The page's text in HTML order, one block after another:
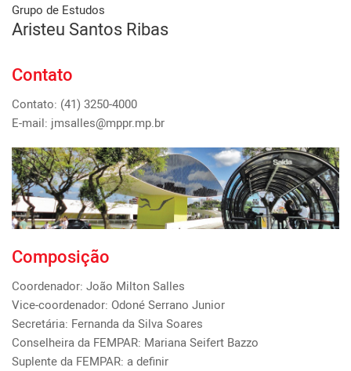
Grupo de Estudos
Aristeu Santos Ribas
Contato
Contato: (41) 3250-4000
E-mail: jmsalles@mppr.mp.br
Composição
Coordenador: João Milton Salles
Vice-coordenador: Odoné Serrano Junior
Secretária: Fernanda da Silva Soares
Conselheira da FEMPAR: Mariana Seifert Bazzo
Suplente da FEMPAR: a definir